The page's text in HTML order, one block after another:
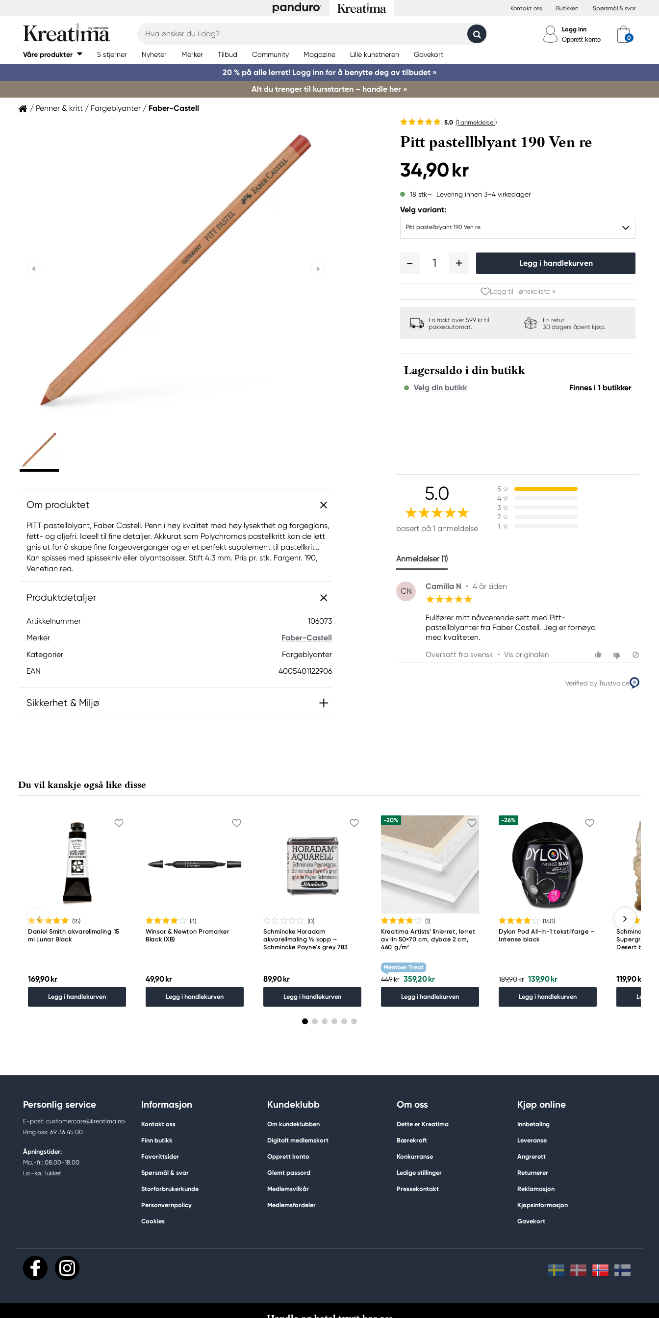
Kontakt oss Butikken Spørsmål & svar
Logg inn
Opprett konto
Våre produkter 5 stjerner Nyheter Merker Tilbud Community Magazine Lille kunstneren Gavekort
20 % på alle lerret! Logg inn for å benytte deg av tilbudet »
Alt du trenger til kursstarten – handle her »
Penner & kritt Fargeblyanter Faber-Castell
5.0 (1 anmeldelser)
Pitt pastellblyant 190 Ven re
34,90 kr
18 stk Levering innen 3–4 virkedager
Velg variant:
Pitt pastellblyant 190 Ven re
1 Legg i handlekurven
Legg til i ønskeliste »
Fri frakt over 599 kr til
pakkeautomat.
Fri retur
30 dagers åpent kjøp.
Lagersaldo i din butikk
Velg din butikk Finnes i 1 butikker
Om produktet
PITT pastellblyant, Faber Castell. Penn i høy kvalitet med høy lysekthet og fargeglans,
fett- og oljefri. Ideell til fine detaljer. Akkurat som Polychromos pastellkritt kan de lett
gnis ut for å skape fine fargeoverganger og er et perfekt supplement til pastellkritt.
Kan spisses med spissekniv eller blyantspisser. Stift 4.3 mm. Pris pr. stk. Fargenr. 190,
Venetian red.
Produktdetaljer
Artikkelnummer
106073
Merker
Faber-Castell
Kategorier
Fargeblyanter
EAN
4005401122906
Sikkerhet & Miljø
90546 Stein, Germany
info@Faber-Castell.de
5.0
basert på 1 anmeldelse
5 ☆
4 ☆
3 ☆
2 ☆
1 ☆
Anmeldelser (1)
CN
Camilla N • 4 år siden
Fullfører mitt nåværende sett med Pitt-
pastellblyanter fra Faber Castell. Jeg er fornøyd
med kvaliteten.
Oversatt fra svensk • Vis originalen
Verified by Trustvoice
Du vil kanskje også like disse
(15)
Daniel Smith akvarellmaling 15
ml Lunar Black
169,90 kr
Legg i handlekurven
(3)
Winsor & Newton Promarker
Black (XB)
49,90 kr
Legg i handlekurven
(0)
Schmincke Horadam
akvarellmaling ½ kopp –
Schmincke Payne´s grey 783
89,90 kr
Legg i handlekurven
-20%
(1)
Kreatima Artists' linlerret, lerret
av lin 50×70 cm, dybde 2 cm,
460 g/m²
Member Treat
449 kr 359,20 kr
Legg i handlekurven
-26%
(140)
Dylon Pod All-in-1 tekstilfarge –
Intense black
189,90 kr 139,90 kr
Legg i handlekurven
Schmincke
Desert brown
119,90 kr
Legg i
Personlig service
E-post: customercare@kreatima.no
Ring oss: 69 36 45 00
Åpningstider:
Ma.-fr.: 08.00-18.00
Lø.-sø.: lukket
Informasjon
Kontakt oss
Finn butikk
Favorittsider
Spørsmål & svar
Storforbrukerkunde
Personvernpolicy
Cookies
Kundeklubb
Om kundeklubben
Digitalt medlemskort
Opprett konto
Glemt passord
Medlemsvilkår
Medlemsfordeler
Om oss
Dette er Kreatima
Bærekraft
Konkurranse
Ledige stillinger
Pressekontakt
Kjøp online
Innbetaling
Leveranse
Angrerett
Returnerer
Reklamasjon
Kjøpsinformasjon
Gavekort